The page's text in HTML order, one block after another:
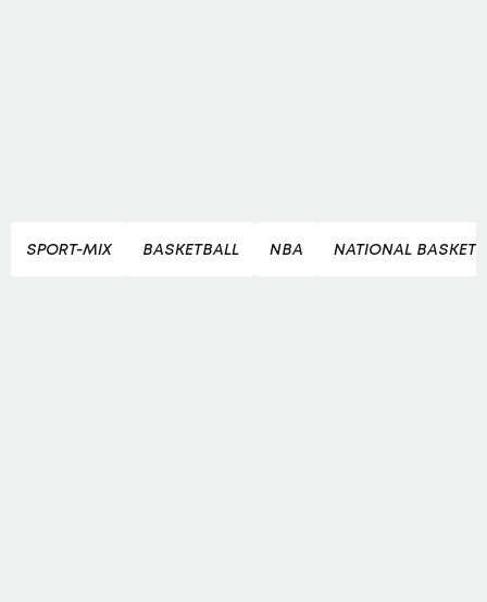
SPORT-MIX BASKETBALL NBA NATIONAL